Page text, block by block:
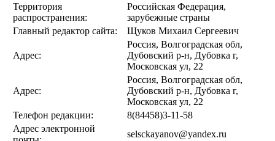
Территория
распространения:
Российская Федерация,
зарубежные страны
Главный редактор сайта:
Щуков Михаил Сергеевич
Адрес:
Россия, Волгоградская обл,
Дубовский р-н, Дубовка г,
Московская ул, 22
Адрес:
Россия, Волгоградская обл,
Дубовский р-н, Дубовка г,
Московская ул, 22
Телефон редакции:
8(84458)3-11-58
Адрес электронной
selsckayanov@yandex.ru